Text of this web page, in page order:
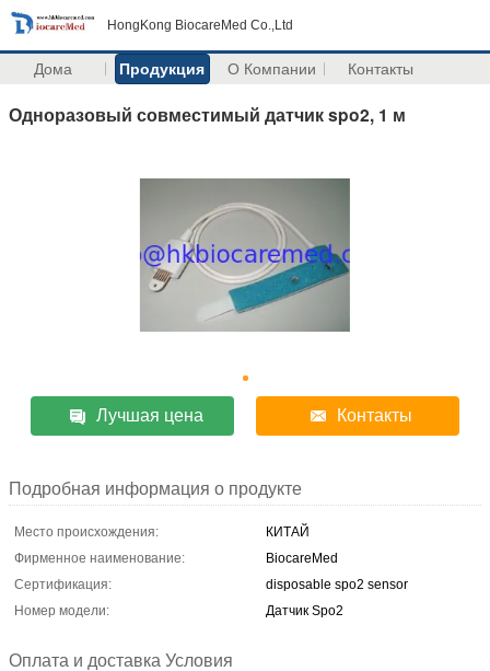
HongKong BiocareMed Co.,Ltd
Дома Продукция О Компании Контакты
Одноразовый совместимый датчик spo2, 1 м
Лучшая цена Контакты
Подробная информация о продукте
Место происхождения:
КИТАЙ
Фирменное наименование:
BiocareMed
Сертификация:
disposable spo2 sensor
Номер модели:
Датчик Spo2
Оплата и доставка Условия